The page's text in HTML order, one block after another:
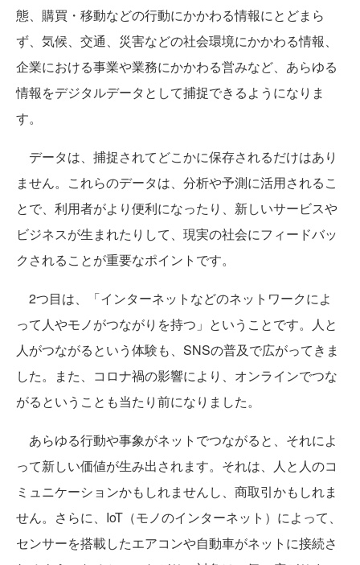
態、購買・移動などの行動にかかわる情報にとどまら
ず、気候、交通、災害などの社会環境にかかわる情報、
企業における事業や業務にかかわる営みなど、あらゆる
情報をデジタルデータとして捕捉できるようになりま
す。
データは、捕捉されてどこかに保存されるだけはあり
ません。これらのデータは、分析や予測に活用されるこ
とで、利用者がより便利になったり、新しいサービスや
ビジネスが生まれたりして、現実の社会にフィードバッ
クされることが重要なポイントです。
2つ目は、「インターネットなどのネットワークによ
って人やモノがつながりを持つ」ということです。人と
人がつながるという体験も、SNSの普及で広がってきま
した。また、コロナ禍の影響により、オンラインでつな
がるということも当たり前になりました。
あらゆる行動や事象がネットでつながると、それによ
って新しい価値が生み出されます。それは、人と人のコ
ミュニケーションかもしれませんし、商取引かもしれま
せん。さらに、IoT（モノのインターネット）によって、
センサーを搭載したエアコンや自動車がネットに接続さ